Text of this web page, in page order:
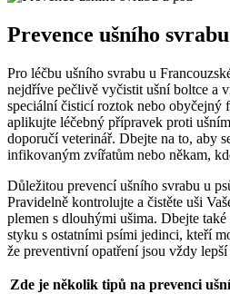
Prevence⁢ ušního⁤
Pro‍ léčbu ušního svrabu ‌u
nejdříve pečlivě ‌vyčistit ⁤ušní ‌boltce a
speciální čisticí roztok ‍nebo​ obyčejný
aplikujte léčebný přípravek proti‍
doporučí veterinář.‌ Dbejte na to, ⁤aby‌
infikovaným zvířatům nebo někam,
Důležitou prevencí ušního‌ svrabu u
Pravidelně⁢ kontrolujte a​ čistěte uši
plemen s dlouhými ušima. Dbejte
styku s ostatními psími jedinci, kteří
že⁣ preventivní opatření jsou vždy lepší
Zde‌ je ⁢několik tipů na prevenci